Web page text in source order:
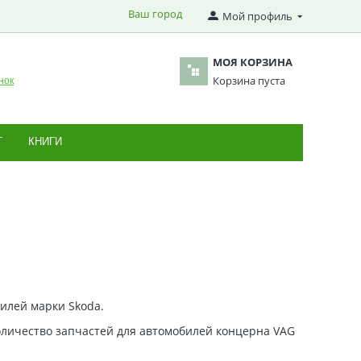
Мой профиль
Ваш город
МОЯ КОРЗИНА
Корзина пуста
КНИГИ
марки Skoda.
запчастей для автомобилей концерна VAG